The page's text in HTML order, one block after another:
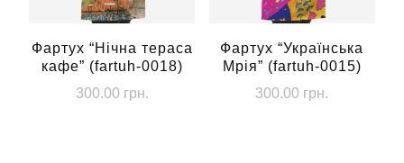
Фартух “Нічна тераса
кафе” (fartuh-0018)
300.00 грн.
Фартух “Українська
Мрія” (fartuh-0015)
300.00 грн.